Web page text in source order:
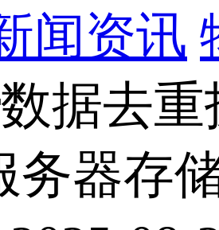
闻资讯
数据去
务器存